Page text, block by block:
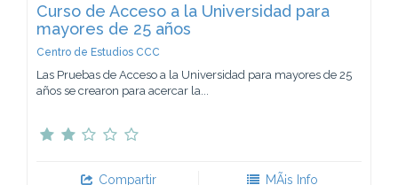
Curso de Acceso a la Universidad para
mayores de 25 años
Centro de Estudios CCC
Las Pruebas de Acceso a la Universidad para mayores de 25
años se crearon para acercar la...
Compartir MÃ¡s Info